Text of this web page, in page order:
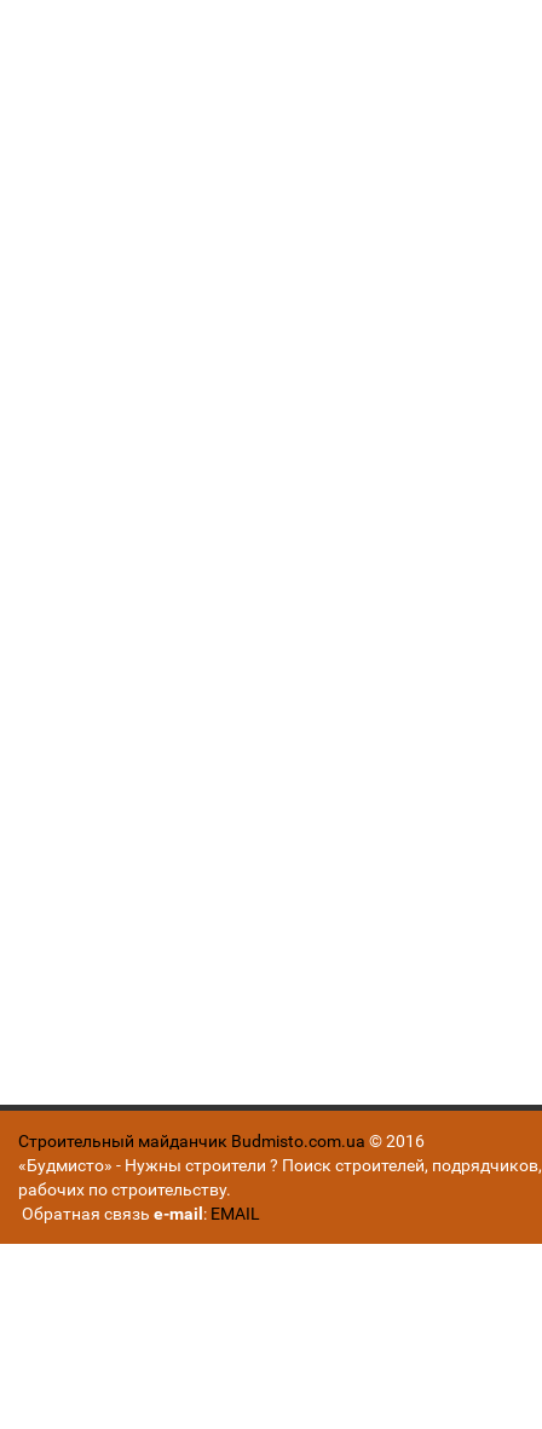
Строительный майданчик Budmisto.com.ua © 2016
«Будмисто» - Нужны строители ? Поиск строителей, подрядчиков,
рабочих по строительству.
Обратная связь e-mail : EMAIL